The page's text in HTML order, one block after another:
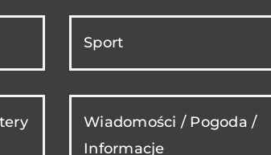
Sport
Wiadomości / Pogoda /
Informacje